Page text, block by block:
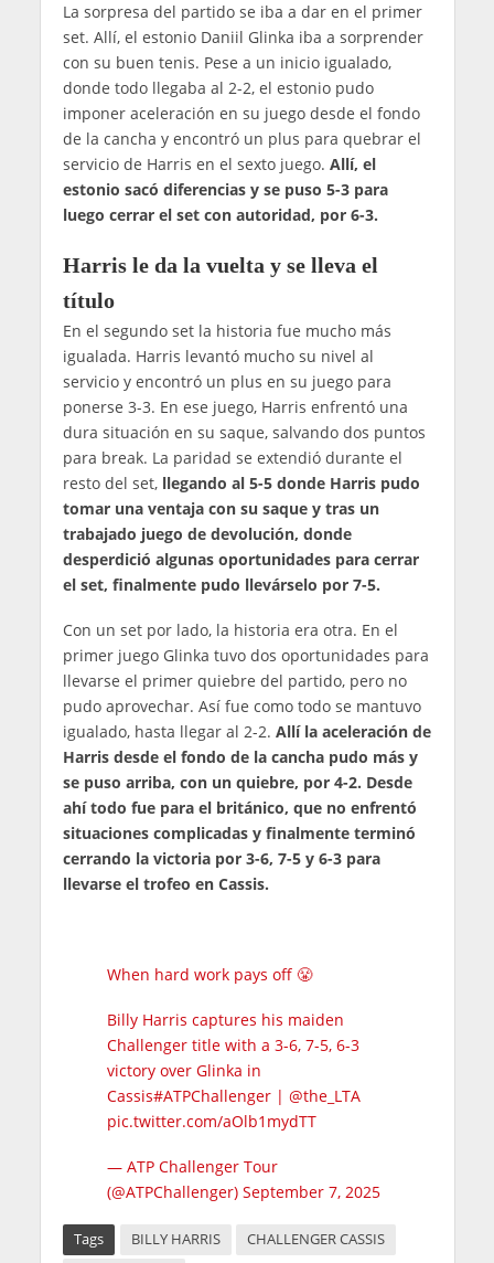
La sorpresa del partido se iba a dar en el primer
set. Allí, el estonio Daniil Glinka iba a sorprender
con su buen tenis. Pese a un inicio igualado,
donde todo llegaba al 2-2, el estonio pudo
imponer aceleración en su juego desde el fondo
de la cancha y encontró un plus para quebrar el
servicio de Harris en el sexto juego. Allí, el
estonio sacó diferencias y se puso 5-3 para
luego cerrar el set con autoridad, por 6-3.
Harris le da la vuelta y se lleva el
título
En el segundo set la historia fue mucho más
igualada. Harris levantó mucho su nivel al
servicio y encontró un plus en su juego para
ponerse 3-3. En ese juego, Harris enfrentó una
dura situación en su saque, salvando dos puntos
para break. La paridad se extendió durante el
resto del set,llegando al 5-5 donde Harris pudo
tomar una ventaja con su saque y tras un
trabajado juego de devolución, donde
desperdició algunas oportunidades para cerrar
el set, finalmente pudo llevárselo por 7-5.
Con un set por lado, la historia era otra. En el
primer juego Glinka tuvo dos oportunidades para
llevarse el primer quiebre del partido, pero no
pudo aprovechar. Así fue como todo se mantuvo
igualado, hasta llegar al 2-2. Allí la aceleración de
Harris desde el fondo de la cancha pudo más y
se puso arriba, con un quiebre, por 4-2. Desde
ahí todo fue para el británico, que no enfrentó
situaciones complicadas y finalmente terminó
cerrando la victoria por 3-6, 7-5 y 6-3 para
llevarse el trofeo en Cassis.
When hard work pays off 😤
Billy Harris captures his maiden
Challenger title with a 3-6, 7-5, 6-3
victory over Glinka in
Cassis#ATPChallenger| @the_LTA
pic.twitter.com/aOlb1mydTT
— ATP Challenger Tour
(@ATPChallenger) September 7, 2025
Tags BILLY HARRIS CHALLENGER CASSIS